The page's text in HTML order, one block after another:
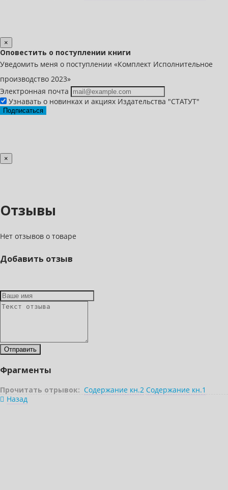
×
Оповестить о поступлении книги
Уведомить меня о поступлении «Комплект Исполнительное
производство 2023»
Электронная почта
Узнавать о новинках и акциях Издательства "СТАТУТ"
Подписаться
×
Отзывы
Нет отзывов о товаре
Добавить отзыв
Фрагменты
Прочитать отрывок: Содержание кн.2 Содержание кн.1
Назад